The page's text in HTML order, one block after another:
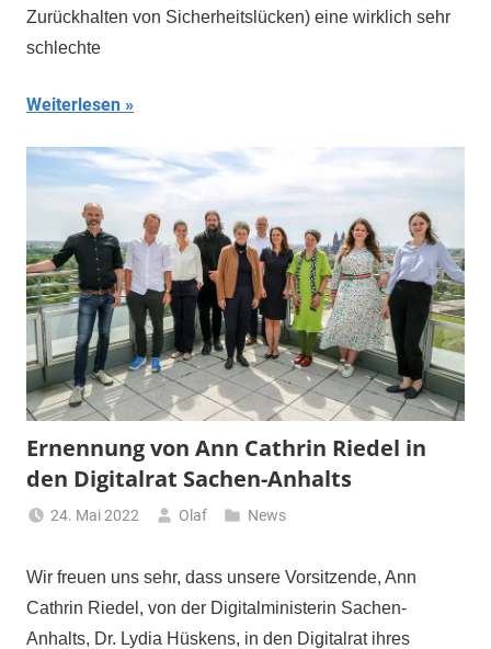
Zurückhalten von Sicherheitslücken) eine wirklich sehr
schlechte
Weiterlesen
Ernennung von Ann Cathrin Riedel in
den Digitalrat Sachen-Anhalts
24. Mai 2022 Olaf News
Wir freuen uns sehr, dass unsere Vorsitzende, Ann
Cathrin Riedel, von der Digitalministerin Sachen-
Anhalts, Dr. Lydia Hüskens, in den Digitalrat ihres